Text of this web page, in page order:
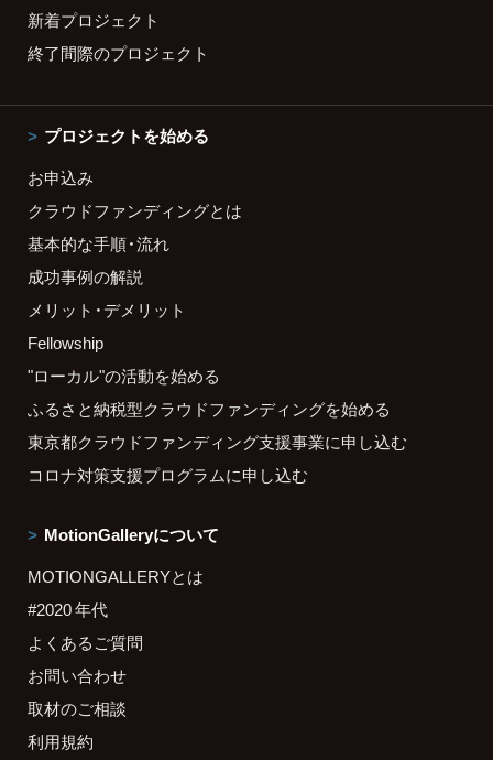
新着プロジェクト
終了間際のプロジェクト
プロジェクトを始める
お申込み
クラウドファンディングとは
基本的な手順・流れ
成功事例の解説
メリット・デメリット
Fellowship
"ローカル"の活動を始める
ふるさと納税型クラウドファンディングを始める
東京都クラウドファンディング支援事業に申し込む
コロナ対策支援プログラムに申し込む
MotionGalleryについて
MOTIONGALLERYとは
#2020 年代
よくあるご質問
お問い合わせ
取材のご相談
利用規約